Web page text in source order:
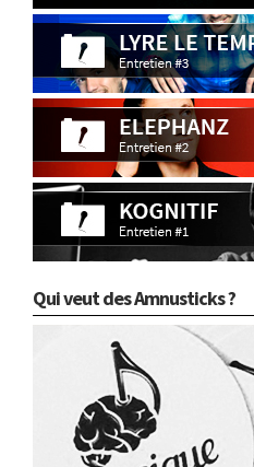
Qui veut des Amnusticks ?